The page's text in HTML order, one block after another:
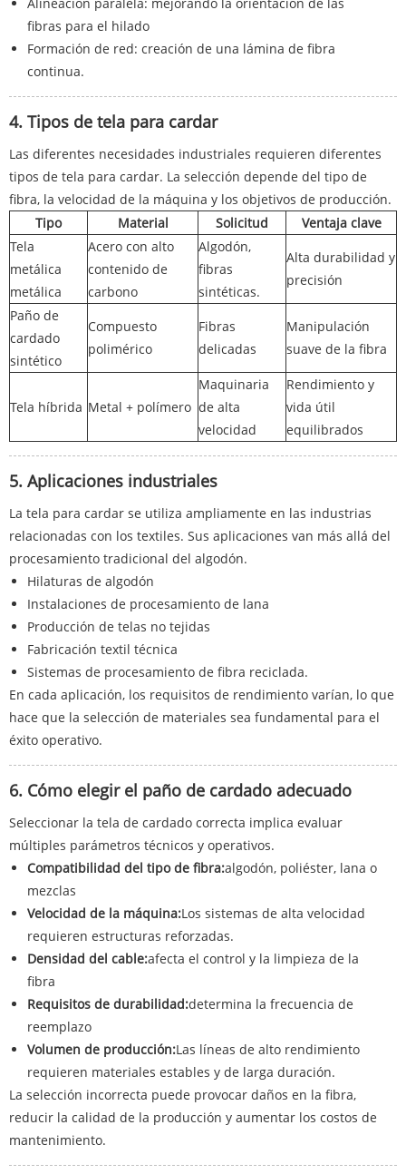
Alineación paralela: mejorando la orientación de las
fibras para el hilado
Formación de red: creación de una lámina de fibra
continua.
4. Tipos de tela para cardar
Las diferentes necesidades industriales requieren diferentes
tipos de tela para cardar. La selección depende del tipo de
fibra, la velocidad de la máquina y los objetivos de producción.
Tipo
Material Solicitud
Ventaja clave
Tela
metálica
metálica
Acero con alto
contenido de
carbono
Algodón,
fibras
sintéticas.
Alta durabilidad y
precisión
Paño de
cardado
sintético
Compuesto
polimérico
Fibras
delicadas
Manipulación
suave de la fibra
Tela híbrida Metal + polímero
Maquinaria
de alta
velocidad
Rendimiento y
vida útil
equilibrados
5. Aplicaciones industriales
La tela para cardar se utiliza ampliamente en las industrias
relacionadas con los textiles. Sus aplicaciones van más allá del
procesamiento tradicional del algodón.
Hilaturas de algodón
Instalaciones de procesamiento de lana
Producción de telas no tejidas
Fabricación textil técnica
Sistemas de procesamiento de fibra reciclada.
En cada aplicación, los requisitos de rendimiento varían, lo que
hace que la selección de materiales sea fundamental para el
éxito operativo.
6. Cómo elegir el paño de cardado adecuado
Seleccionar la tela de cardado correcta implica evaluar
múltiples parámetros técnicos y operativos.
Compatibilidad del tipo de fibra:algodón, poliéster, lana o
mezclas
Velocidad de la máquina:Los sistemas de alta velocidad
requieren estructuras reforzadas.
Densidad del cable:afecta el control y la limpieza de la
fibra
Requisitos de durabilidad:determina la frecuencia de
reemplazo
Volumen de producción:Las líneas de alto rendimiento
requieren materiales estables y de larga duración.
La selección incorrecta puede provocar daños en la fibra,
reducir la calidad de la producción y aumentar los costos de
mantenimiento.